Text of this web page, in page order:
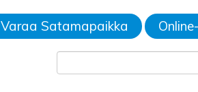
Varaa Satamapaikka